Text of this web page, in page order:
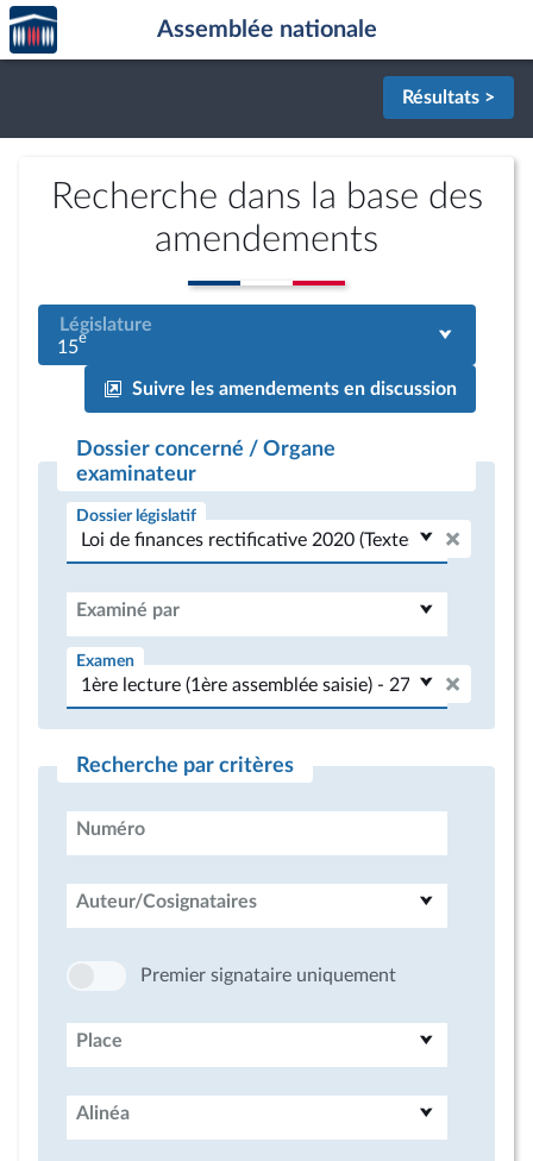
Aller au contenu
Aller en bas de la page
Accèder
à la
page
Assemblée nationale
Résultats >
Recherche dans la base des
amendements
Législature
15e
Suivre les amendements en discussion
Dossier concerné / Organe
examinateur
Dossier législatif
Examiné par
Examen
Recherche par critères
Numéro
Auteur/Cosignataires
Premier signataire uniquement
Place
Alinéa